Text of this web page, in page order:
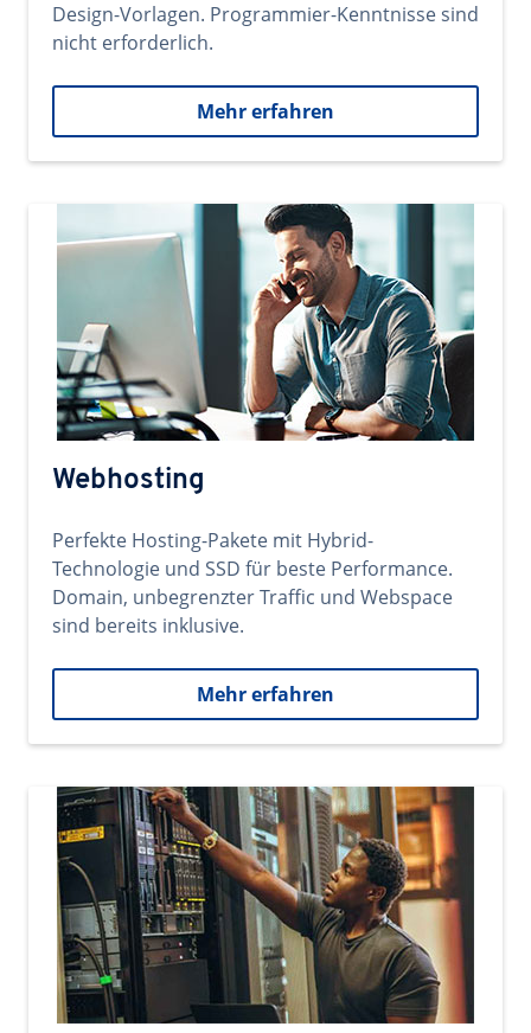
Design-Vorlagen. Programmier-Kenntnisse sind
nicht erforderlich.
Mehr erfahren
Webhosting
Perfekte Hosting-Pakete mit Hybrid-
Technologie und SSD für beste Performance.
Domain, unbegrenzter Traffic und Webspace
sind bereits inklusive.
Mehr erfahren